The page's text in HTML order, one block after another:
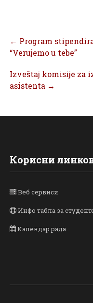
navigation
← Program
“Verujemo u tebe”
Izveštaj komisije za
asistenta →
Корисни
Веб сервиси
Инфо табла за
Календар рада